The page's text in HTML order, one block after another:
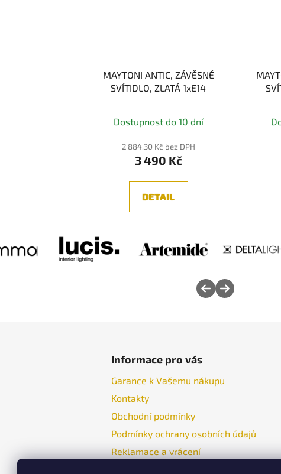
MAYTONI ANTIC, ZÁVĚSNÉ
SVÍTIDLO, ZLATÁ 1xE14
Dostupnost do 10 dní
2 884,30 Kč bez DPH
3 490 Kč
DETAIL
Informace pro vás
Garance k Vašemu nákupu
Kontakty
Obchodní podmínky
Podmínky ochrany osobních údajů
Reklamace a vrácení